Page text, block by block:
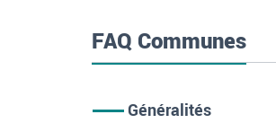
FAQ Communes
Généralités